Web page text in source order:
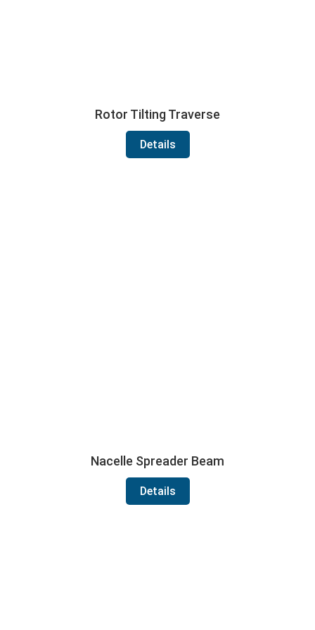
Rotor Tilting Traverse
Details
Nacelle Spreader Beam
Details